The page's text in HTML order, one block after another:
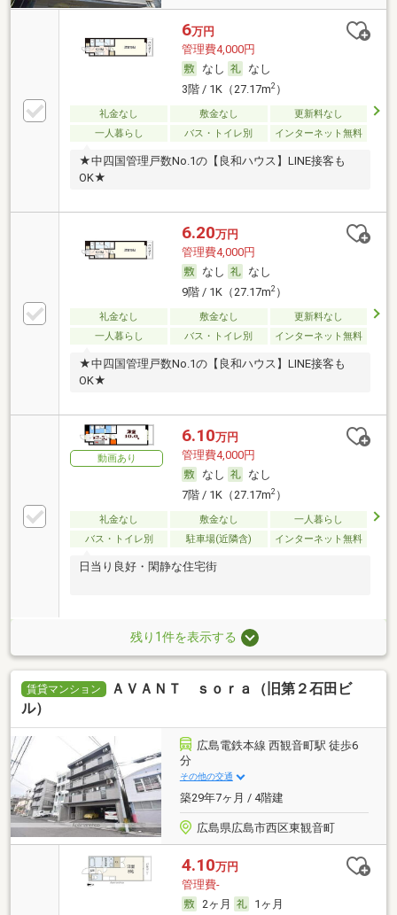
6万円
管理費4,000円
なし
なし
3階 / 1K（27.17m2）
礼金なし 敷金なし
更新料なし
一人暮らし
バス・トイレ別 インターネット無料
★中四国管理戸数No.1の【良和ハウス】LINE接客も
OK★
6.20万円
管理費4,000円
なし
なし
9階 / 1K（27.17m2）
礼金なし 敷金なし
更新料なし
一人暮らし
バス・トイレ別 インターネット無料
★中四国管理戸数No.1の【良和ハウス】LINE接客も
OK★
動画あり
6.10万円
管理費4,000円
なし
なし
7階 / 1K（27.17m2）
礼金なし 敷金なし
一人暮らし
バス・トイレ別
駐車場(近隣含) インターネット無料
日当り良好・閑静な住宅街
残り1件を表示する
賃貸マンション
ＡＶＡＮＴ ｓｏｒａ（旧第２石田ビ
ル）
広島電鉄本線 西観音町駅 徒歩6
分
その他の交通
築29年7ヶ月 / 4階建
広島県広島市西区東観音町
4.10万円
管理費-
2ヶ月
1ヶ月